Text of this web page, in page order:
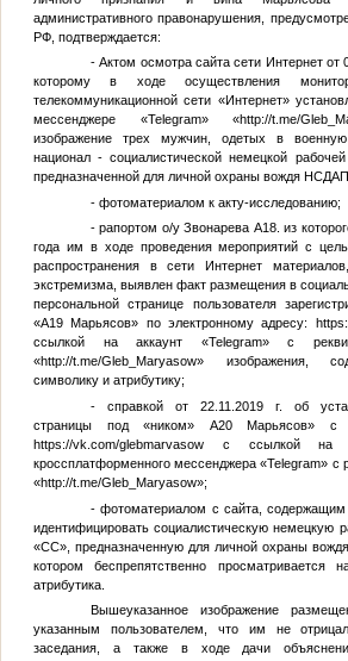
административного правонарушения,
РФ, подтверждается:
- Актом осмотра сайта сети Интернет от
которому в ходе осуществления
телекоммуникационной сети «Интернет»
мессенджере «Telegram» «http://t.me/
изображение трех мужчин, одетых в
национал - социалистической немецкой
предназначенной для личной охраны вождя
- фотоматериалом к акту-исследованию;
- рапортом о/у Звонарева А18. из
года им в ходе проведения мероприятий с
распространения в сети Интернет
экстремизма, выявлен факт размещения в
персональной странице пользователя
«А19Марьясов» по электронному адресу:
ссылкой на аккаунт «Telegram» с
«http://t.me/Gleb_Maryasow» изображения,
символику и атрибутику;
- справкой от 22.11.2019 г. об
страницы под «ником» А20Марьясов» с
https://vk.com/glebmarvasow с ссылкой на
кроссплатформенного мессенджера «Telegram» с
«http://t.me/Gleb_Maryasow»;
- фотоматериалом с сайта,
идентифицировать социалистическую
«СС», предназначенную для личной охраны
котором беспрепятственно просматривается
атрибутика.
Вышеуказанное изображение
указанным пользователем, что им не
заседания, а также в ходе дачи